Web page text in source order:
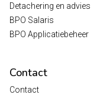
Detachering en advies
BPO Salaris
BPO Applicatiebeheer
Contact
Contact